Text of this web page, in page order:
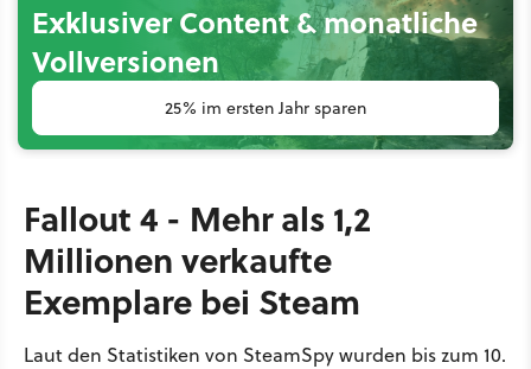
Exklusiver Content & monatliche
Vollversionen
25% im ersten Jahr sparen
Fallout 4 - Mehr als 1,2
Millionen verkaufte
Exemplare bei Steam
Laut den Statistiken von SteamSpy wurden bis zum 10.